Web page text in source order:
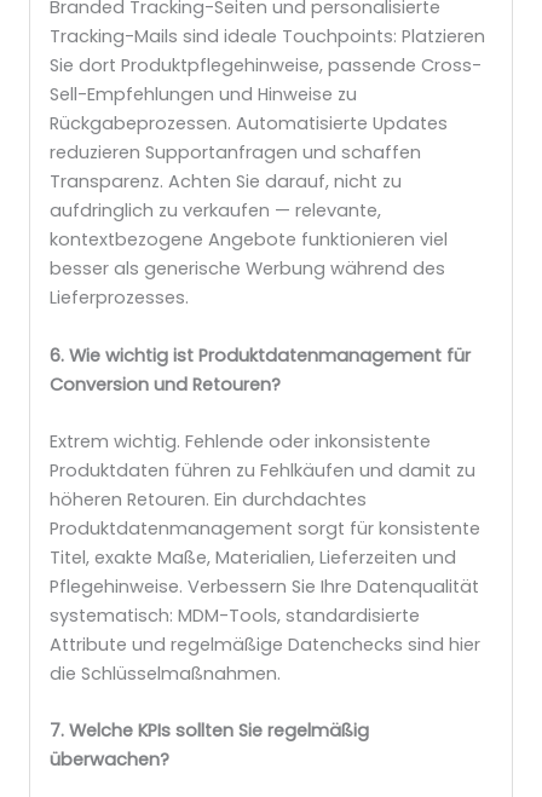
Branded Tracking-Seiten und personalisierte
Tracking-Mails sind ideale Touchpoints: Platzieren
Sie dort Produktpflegehinweise, passende Cross-
Sell-Empfehlungen und Hinweise zu
Rückgabeprozessen. Automatisierte Updates
reduzieren Supportanfragen und schaffen
Transparenz. Achten Sie darauf, nicht zu
aufdringlich zu verkaufen — relevante,
kontextbezogene Angebote funktionieren viel
besser als generische Werbung während des
Lieferprozesses.
6. Wie wichtig ist Produktdatenmanagement für
Conversion und Retouren?
Extrem wichtig. Fehlende oder inkonsistente
Produktdaten führen zu Fehlkäufen und damit zu
höheren Retouren. Ein durchdachtes
Produktdatenmanagement sorgt für konsistente
Titel, exakte Maße, Materialien, Lieferzeiten und
Pflegehinweise. Verbessern Sie Ihre Datenqualität
systematisch: MDM-Tools, standardisierte
Attribute und regelmäßige Datenchecks sind hier
die Schlüsselmaßnahmen.
7. Welche KPIs sollten Sie regelmäßig
überwachen?